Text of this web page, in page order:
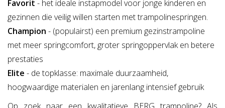
Favorit - het ideale instapmodel voor jonge kinderen en
gezinnen die veilig willen starten met trampolinespringen.
Champion - (populairst) een premium gezinstrampoline
met meer springcomfort, groter springoppervlak en betere
prestaties
Elite - de topklasse: maximale duurzaamheid,
hoogwaardige materialen en jarenlang intensief gebruik